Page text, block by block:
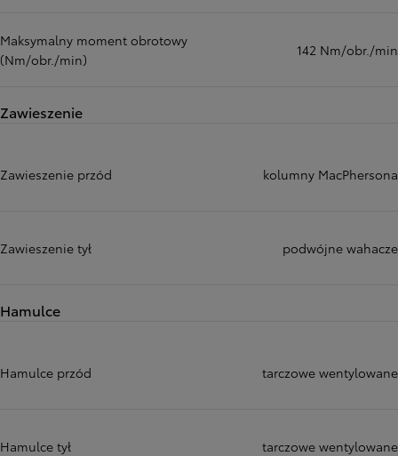
Maksymalny moment obrotowy
(Nm/obr./min)
142 Nm/obr./min
Zawieszenie
Zawieszenie przód kolumny MacPhersona
Zawieszenie tył podwójne wahacze
Hamulce
Hamulce przód tarczowe wentylowane
Hamulce tył tarczowe wentylowane